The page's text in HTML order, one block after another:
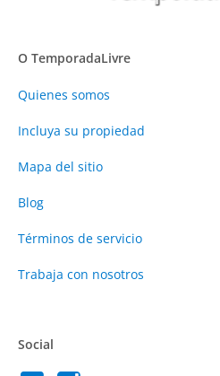
O TemporadaLivre
Quienes somos
Incluya su propiedad
Mapa del sitio
Blog
Términos de servicio
Trabaja con nosotros
Social